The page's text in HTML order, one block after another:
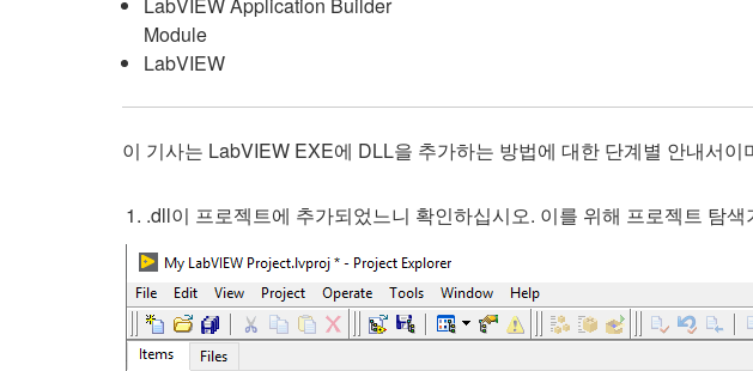
Module
LabVIEW
이 기사는 LabVIEW EXE에 DLL을 추가하는 방법에 대한 단계별 안내서이
.dll이 프로젝트에 추가되었느니 확인하십시오. 이를 위해 프로젝트 탐색